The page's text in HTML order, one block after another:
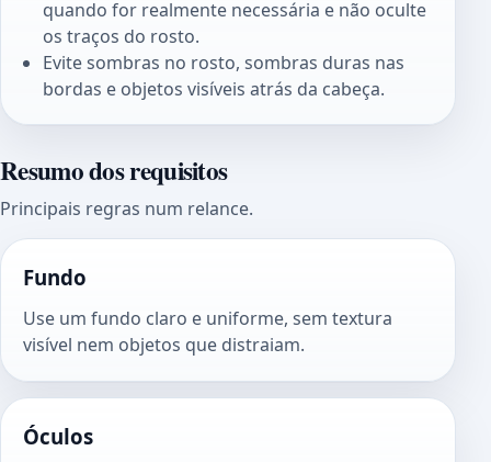
quando for realmente necessária e não oculte
os traços do rosto.
Evite sombras no rosto, sombras duras nas
bordas e objetos visíveis atrás da cabeça.
Resumo dos requisitos
Principais regras num relance.
Fundo
Use um fundo claro e uniforme, sem textura
visível nem objetos que distraiam.
Óculos